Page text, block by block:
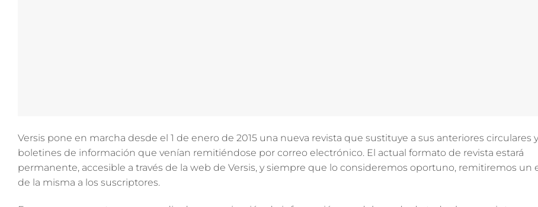
Versis pone en marcha desde el 1 de enero de 2015 una nueva revista que sustituye a sus anteriores circulares y
boletines de información que venían remitiéndose por correo electrónico. El actual formato de revista estará
permanente, accesible a través de la web de Versis, y siempre que lo consideremos oportuno, remitiremos un
de la misma a los suscriptores.